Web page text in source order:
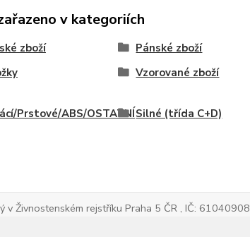
v kategoriích
zboží Pánské zboží
Vzorované zboží
Prstové/ABS/OSTATNÍSilné (třída C+D)
Živnostenském rejstříku Praha 5 ČR , IČ: 61040908